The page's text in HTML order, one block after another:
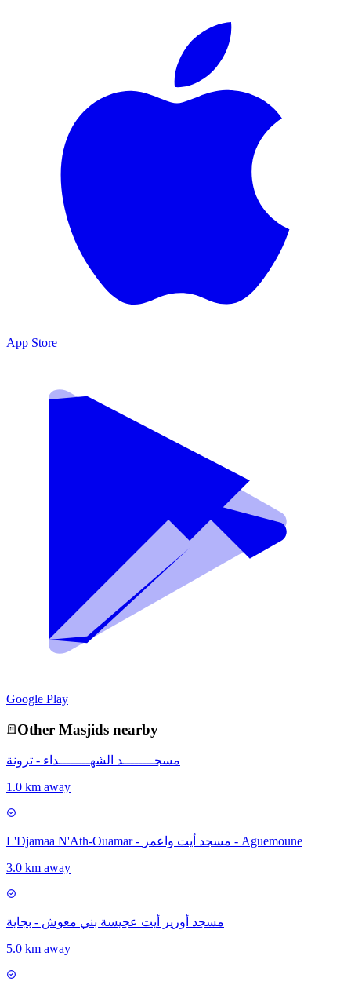
App Store
Google Play
Other Masjids nearby
مسجــــــــد الشهــــــــداء - ترونة
1.0 km away
L'Djamaa N'Ath-Ouamar - مسجد أيت واعمر - Aguemoune
3.0 km away
مسجد أورير أيت عجيسة بني معوش - بجاية
5.0 km away